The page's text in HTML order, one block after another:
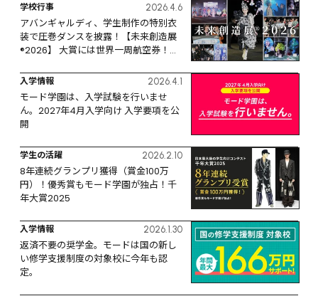
学校行事 2026.4.6
アバンギャルディ、学生制作の特別衣
装で圧巻ダンスを披露！【未来創造展
®️2026】 大賞には世界一周航空券！
GLAMOUR、Maison Kitsunéほか各賞
が発表！
入学情報 2026.4.1
モード学園は、入学試験を行いませ
ん。2027年4月入学向け 入学要項を公
開
学生の活躍 2026.2.10
8年連続グランプリ獲得（賞金100万
円）！優秀賞もモード学園が独占！千
年大賞2025
入学情報 2026.1.30
返済不要の奨学金。モードは国の新し
い修学支援制度の対象校に今年も認
定。